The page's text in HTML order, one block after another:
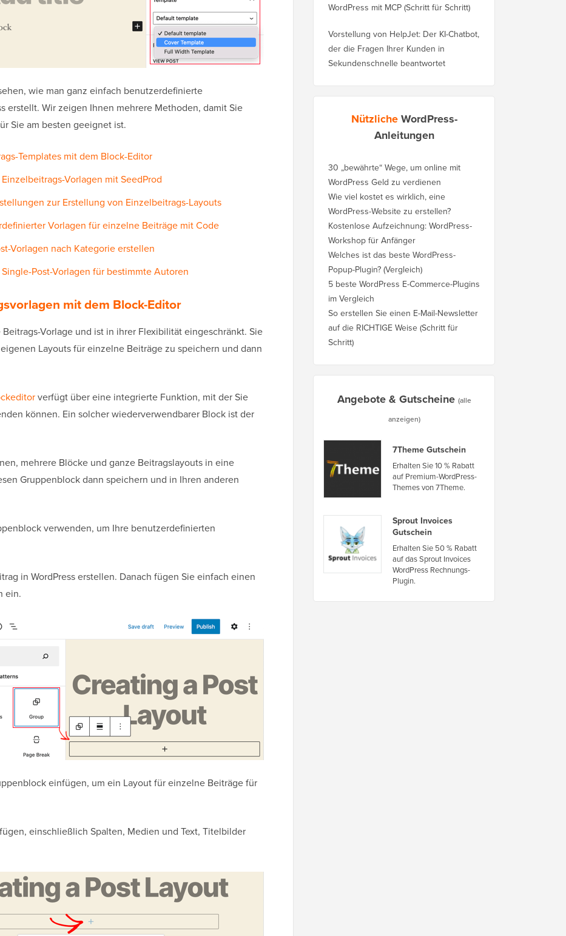
wie man ganz einfach benutzerdefinierte
erstellt. Wir zeigen Ihnen mehrere Methoden, damit Sie
Sie am besten geeignet ist.
Templates mit dem Block-Editor
Vorlagen mit SeedProd
zur Erstellung von Einzelbeitrags-Layouts
Vorlagen für einzelne Beiträge mit Code
Vorlagen nach Kategorie erstellen
Post-Vorlagen für bestimmte Autoren
mit dem Block-Editor
Vorlage und ist in ihrer Flexibilität eingeschränkt. Sie
Layouts für einzelne Beiträge zu speichern und dann
verfügt über eine integrierte Funktion, mit der Sie
können. Ein solcher wiederverwendbarer Block ist der
mehrere Blöcke und ganze Beitragslayouts in eine
Gruppenblock dann speichern und in Ihren anderen
verwenden, um Ihre benutzerdefinierten
in WordPress erstellen. Danach fügen Sie einfach einen
ein.
einfügen, um ein Layout für einzelne Beiträge für
einschließlich Spalten, Medien und Text, Titelbilder
WordPress mit MCP (Schritt für Schritt)
Vorstellung von HelpJet: Der KI-Chatbot,
der die Fragen Ihrer Kunden in
Sekundenschnelle beantwortet
NützlicheWordPress-
Anleitungen
30 „bewährte“ Wege, um online mit
WordPress Geld zu verdienen
Wie viel kostet es wirklich, eine
WordPress-Website zu erstellen?
Kostenlose Aufzeichnung: WordPress-
Workshop für Anfänger
Welches ist das beste WordPress-
Popup-Plugin? (Vergleich)
5 beste WordPress E-Commerce-Plugins
im Vergleich
So erstellen Sie einen E-Mail-Newsletter
auf die RICHTIGE Weise (Schritt für
Schritt)
Angebote & Gutscheine (alle
anzeigen)
7Theme Gutschein
Erhalten Sie 10 % Rabatt
auf Premium-WordPress-
Themes von 7Theme.
Sprout Invoices
Gutschein
Erhalten Sie 50 % Rabatt
auf das Sprout Invoices
WordPress Rechnungs-
Plugin.